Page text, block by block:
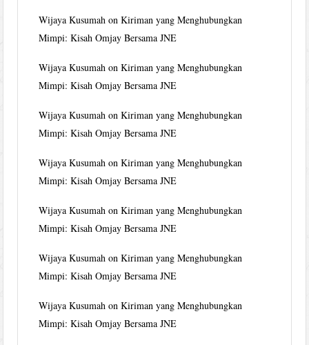
Wijaya Kusumah onKiriman yang Menghubungkan
Mimpi: Kisah Omjay Bersama JNE
Wijaya Kusumah onKiriman yang Menghubungkan
Mimpi: Kisah Omjay Bersama JNE
Wijaya Kusumah onKiriman yang Menghubungkan
Mimpi: Kisah Omjay Bersama JNE
Wijaya Kusumah onKiriman yang Menghubungkan
Mimpi: Kisah Omjay Bersama JNE
Wijaya Kusumah onKiriman yang Menghubungkan
Mimpi: Kisah Omjay Bersama JNE
Wijaya Kusumah onKiriman yang Menghubungkan
Mimpi: Kisah Omjay Bersama JNE
Wijaya Kusumah onKiriman yang Menghubungkan
Mimpi: Kisah Omjay Bersama JNE